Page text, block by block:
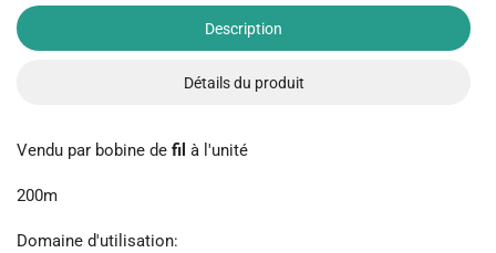
Description
Détails du produit
Vendu par bobine de fil à l'unité
200m
Domaine d'utilisation: